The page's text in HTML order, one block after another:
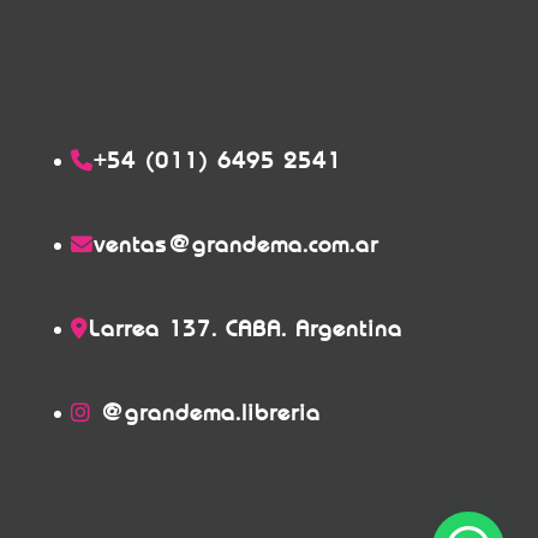
+54 (011) 6495 2541
ventas@grandema.com.ar
Larrea 137. CABA. Argentina
@grandema.libreria